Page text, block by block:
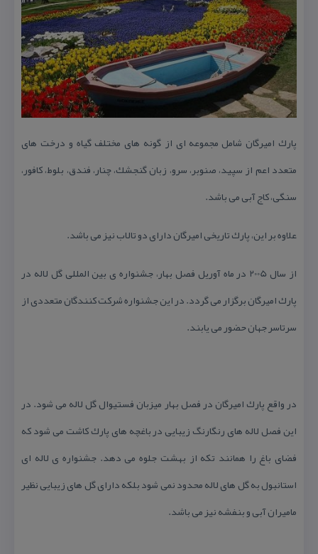
پارك امیرگان شامل مجموعه ای از گونه های مختلف گیاه و درخت های
متعدد اعم از سپید، صنوبر، سرو، زبان گنجشك، چنار، فندق، بلوط، كافور،
سنگی، كاج آبی می باشد.
علاوه بر این، پارك تاریخی امیرگان دارای دو تالاب نیز می باشد.
از سال 2005 در ماه آوریل فصل بهار، جشنواره ی بین المللی گل لاله در
پارك امیرگان برگزار می گردد. در این جشنواره شركت كنندگان متعددی از
سرتاسر جهان حضور می یابند.
در واقع پارك امیرگان در فصل بهار میزبان فستیوال گل لاله می شود. در
این فصل لاله های رنگارنگ زیبایی در باغچه های پارك كاشت می شود كه
فضای باغ را همانند تكه از بهشت جلوه می دهد. جشنواره ی لاله ای
استانبول به گل های لاله محدود نمی شود بلكه دارای گل های زیبایی نظیر
مامیران آبی و بنفشه نیز می باشد.